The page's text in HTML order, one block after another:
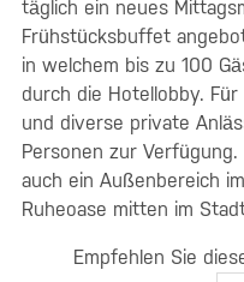
täglich ein neues
Frühstücksbuffet
in welchem bis zu 100
durch die Hotellobby.
und diverse private
Personen zur
auch ein Außenbereich
Ruheoase mitten im
Empfehlen Sie